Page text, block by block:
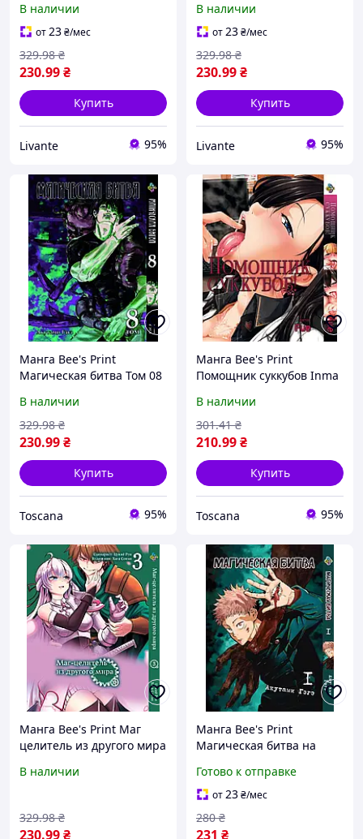
Yarinaoshi Том 01 BP KJNY
01 "Lv"
В наличии
от23₴/мес
230.99₴
329.98 ₴
Купить
Livante 95%
Yarinaoshi Том 02 BP KJNY
02 "Lv"
В наличии
от23₴/мес
230.99₴
329.98 ₴
Купить
Livante 95%
Манга Bee's Print
Магическая битва Том 08
В наличии
230.99₴
329.98 ₴
Купить
Toscana 95%
Манга Bee's Print
Помощник суккубов Inma
"Ts"
В наличии
210.99₴
301.41 ₴
Купить
Toscana 95%
Манга Bee's Print Маг
целитель из другого мира
Yarinaoshi Том 03 BP KJNY
В наличии
230.99₴
329.98 ₴
Манга Bee's Print
Магическая битва на
SF 01 TT
Готово к отправке
от23₴/мес
231 ₴
280 ₴